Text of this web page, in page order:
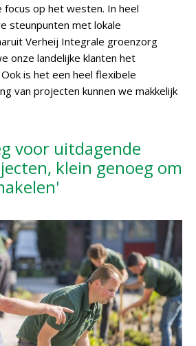
focus op het westen. In heel
steunpunten met lokale
Verheij Integrale groenzorg
onze landelijke klanten het
is het een heel flexibele
van projecten kunnen we makkelijk
voor uitdagende
klein genoeg om